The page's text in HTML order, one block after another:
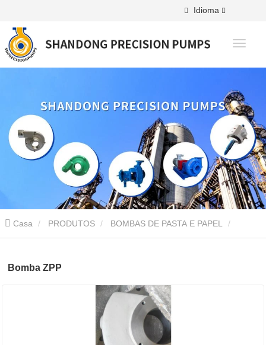
Idioma
Casa PRODUTOS BOMBAS DE PASTA E PAPEL
Bomba ZPP